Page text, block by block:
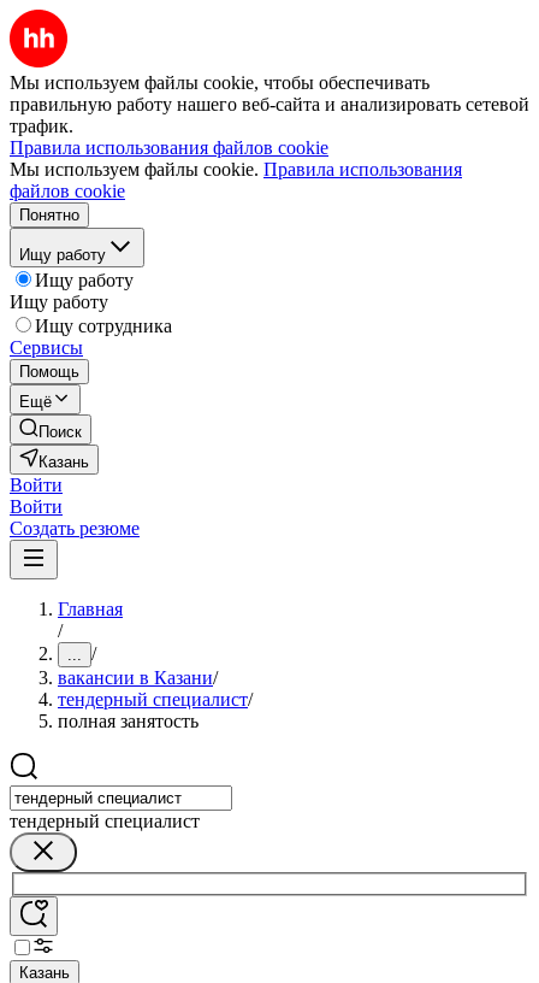
Мы используем файлы cookie, чтобы обеспечивать
правильную работу нашего веб-сайта и анализировать сетевой
трафик.
Правила использования файлов cookie
Мы используем файлы cookie. Правила использования
файлов cookie
Понятно
Ищу работу
Ищу работу
Ищу работу
Ищу сотрудника
Сервисы
Помощь
Ещё
Поиск
Казань
Войти
Войти
Создать резюме
Главная
/
... /
вакансии в Казани/
тендерный специалист/
полная занятость
тендерный специалист
Казань